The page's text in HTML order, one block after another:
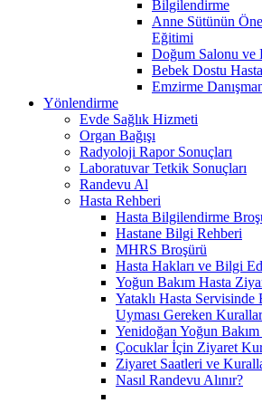
Bilgilendirme
Anne Sütünün
Eğitimi
Doğum Salonu ve
Bebek Dostu
Emzirme
Yönlendirme
Evde Sağlık Hizmeti
Organ Bağışı
Radyoloji Rapor Sonuçları
Laboratuvar Tetkik Sonuçları
Randevu Al
Hasta Rehberi
Hasta Bilgilendirme
Hastane Bilgi Rehberi
MHRS Broşürü
Hasta Hakları ve Bilgi
Yoğun Bakım Hasta
Yataklı Hasta
Uyması Gereken Kurallar
Yenidoğan Yoğun
Çocuklar İçin Ziyaret
Ziyaret Saatleri ve
Nasıl Randevu Alınır?